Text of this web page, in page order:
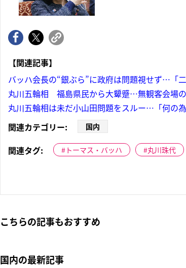
【関連記事】
バッハ会長の“銀ぶら”に政府は問題視せず…「
丸川五輪相 福島県民から大顰蹙…無観客会場
丸川五輪相は未だ小山田問題をスルー…「何の
関連カテゴリー:
国内
関連タグ: トーマス・バッハ 丸川珠代
こちらの記事もおすすめ
国内の最新記事